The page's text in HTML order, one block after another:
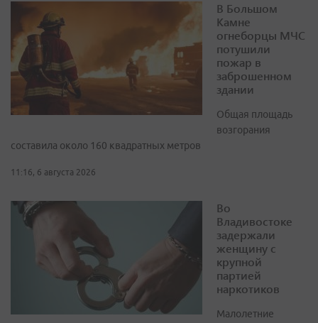
В Большом
Камне
огнеборцы МЧС
потушили
пожар в
заброшенном
здании
Общая площадь
возгорания
составила около 160 квадратных метров
11:16, 6 августа 2026
Во
Владивостоке
задержали
женщину с
крупной
партией
наркотиков
Малолетние